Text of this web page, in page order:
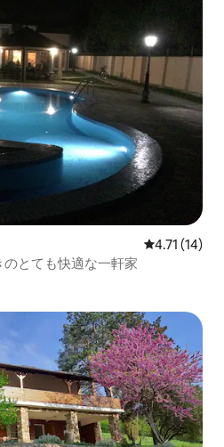
レビュー14
4.71 (14)
とても快適な一軒家